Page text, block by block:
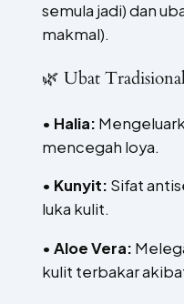
semula jadi) dan
makmal).
🌿 Ubat
• Halia:
mencegah loya.
• Kunyit: Sifat
luka kulit.
• Aloe Vera:
kulit terbakar